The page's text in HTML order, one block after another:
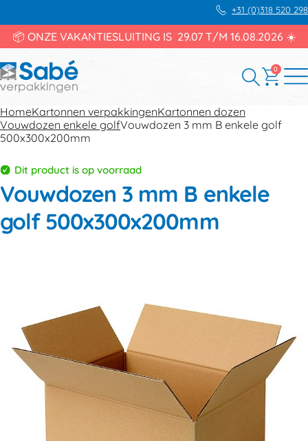
+31 (0)318 520 298
📦 ONZE VAKANTIESLUITING IS 29.07 T/M 16.08.2026 ☀️
0
HomeKartonnen verpakkingenKartonnen dozen
Vouwdozen enkele golfVouwdozen 3 mm B enkele golf
500x300x200mm
Dit product is op voorraad
Vouwdozen 3 mm B enkele
golf 500x300x200mm